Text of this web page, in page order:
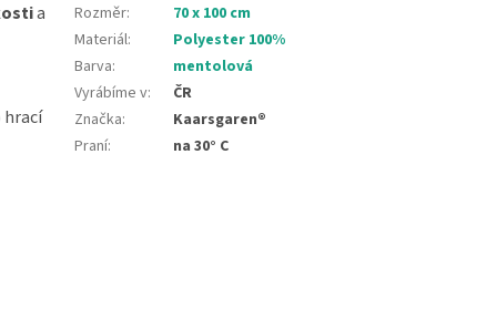
a
hrací
Rozměr:
70 x 100 cm
Materiál:
Polyester 100%
Barva:
mentolová
Vyrábíme v:
ČR
Značka:
Kaarsgaren®
Praní: na 30° C